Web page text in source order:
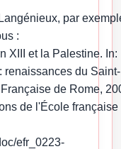
par
:
XIII et la Palestine. In:
renaissances du Saint-
de Rome,
de l'École française
efr_0223-